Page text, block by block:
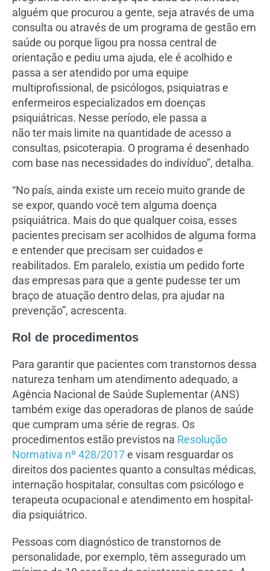
alguém que procurou a gente, seja através de uma
consulta ou através de um programa de gestão em
saúde ou porque ligou pra nossa central de
orientação e pediu uma ajuda, ele é acolhido e
passa a ser atendido por uma equipe
multiprofissional, de psicólogos, psiquiatras e
enfermeiros especializados em doenças
psiquiátricas. Nesse período, ele passa a
não ter mais limite na quantidade de acesso a
consultas, psicoterapia. O programa é desenhado
com base nas necessidades do indivíduo”, detalha.
“No país, ainda existe um receio muito grande de
se expor, quando você tem alguma doença
psiquiátrica. Mais do que qualquer coisa, esses
pacientes precisam ser acolhidos de alguma forma
e entender que precisam ser cuidados e
reabilitados. Em paralelo, existia um pedido forte
das empresas para que a gente pudesse ter um
braço de atuação dentro delas, pra ajudar na
prevenção”, acrescenta.
Rol de procedimentos
Para garantir que pacientes com transtornos dessa
natureza tenham um atendimento adequado, a
Agência Nacional de Saúde Suplementar (ANS)
também exige das operadoras de planos de saúde
que cumpram uma série de regras. Os
procedimentos estão previstos na Resolução
Normativa nº 428/2017e visam resguardar os
direitos dos pacientes quanto a consultas médicas,
internação hospitalar, consultas com psicólogo e
terapeuta ocupacional e atendimento em hospital-
dia psiquiátrico.
Pessoas com diagnóstico de transtornos de
personalidade, por exemplo, têm assegurado um